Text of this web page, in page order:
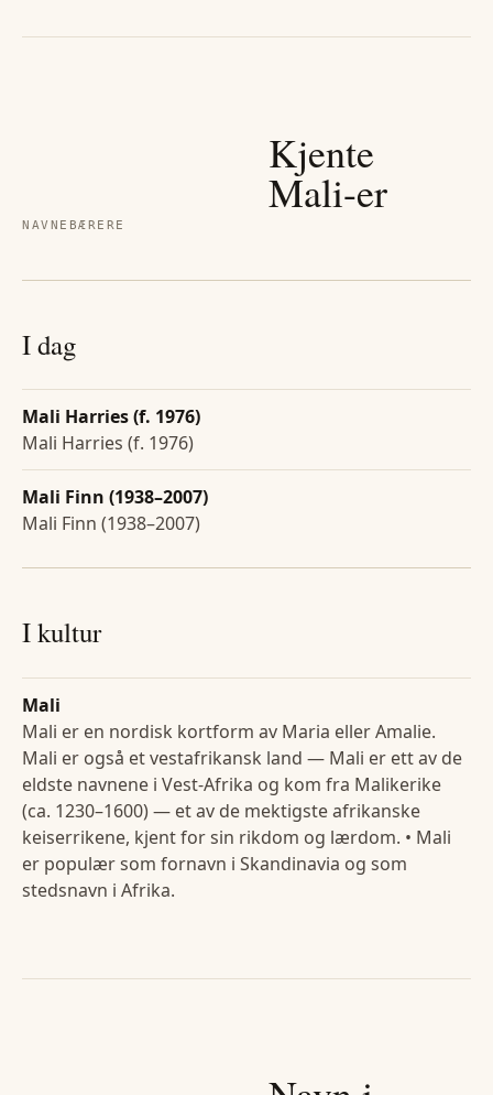
NAVNEBÆRERE
Kjente
Mali-er
I dag
Mali Harries (f. 1976)
Mali Harries (f. 1976)
Mali Finn (1938–2007)
Mali Finn (1938–2007)
I kultur
Mali
Mali er en nordisk kortform av Maria eller Amalie.
Mali er også et vestafrikansk land — Mali er ett av de
eldste navnene i Vest-Afrika og kom fra Malikerike
(ca. 1230–1600) — et av de mektigste afrikanske
keiserrikene, kjent for sin rikdom og lærdom. • Mali
er populær som fornavn i Skandinavia og som
stedsnavn i Afrika.